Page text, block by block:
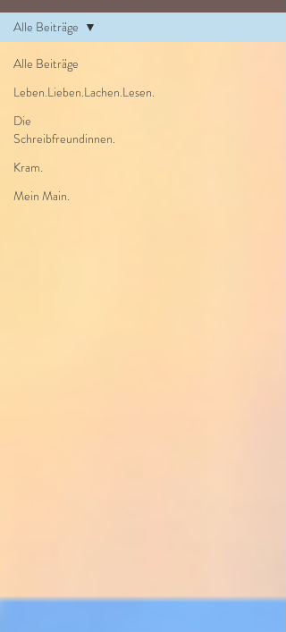
Alle Beiträge
Leben.Lieben.Lachen.Lesen.
Die
Schreibfreundinnen.
Kram.
Mein Main.
Alle Beiträge